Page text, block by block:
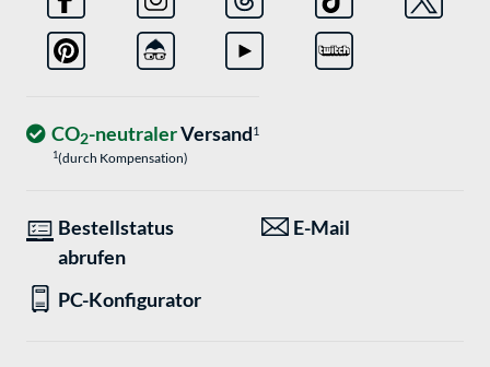
CO2-neutralerVersand1
1(durch Kompensation)
Bestellstatus
abrufen
E-Mail
PC-Konfigurator